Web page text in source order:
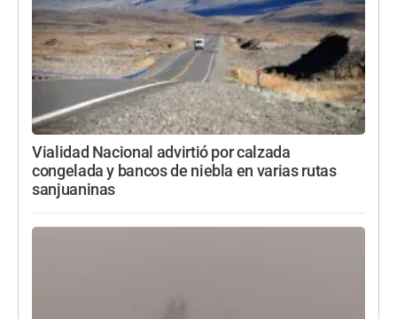
Vialidad Nacional advirtió por calzada
congelada y bancos de niebla en varias rutas
sanjuaninas